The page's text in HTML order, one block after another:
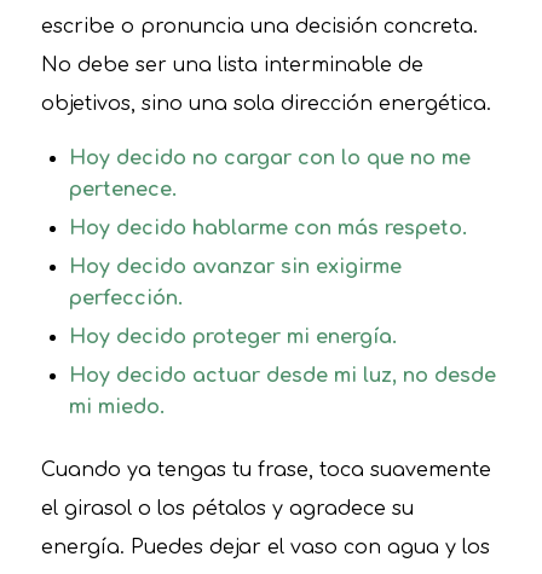
escribe o pronuncia una decisión concreta.
No debe ser una lista interminable de
objetivos, sino una sola dirección energética.
Hoy decido no cargar con lo que no me
pertenece.
Hoy decido hablarme con más respeto.
Hoy decido avanzar sin exigirme
perfección.
Hoy decido proteger mi energía.
Hoy decido actuar desde mi luz, no desde
mi miedo.
Cuando ya tengas tu frase, toca suavemente
el girasol o los pétalos y agradece su
energía. Puedes dejar el vaso con agua y los